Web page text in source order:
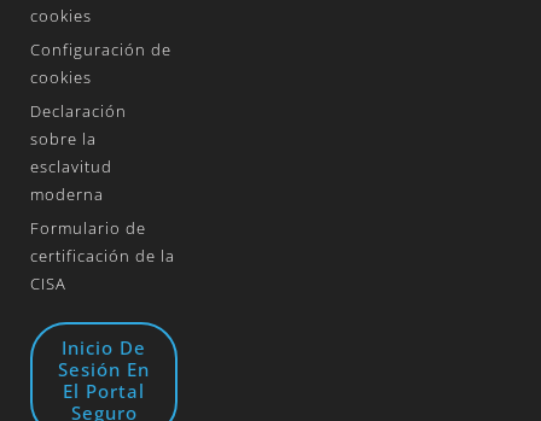
cookies
Configuración de
cookies
Declaración
sobre la
esclavitud
moderna
Formulario de
certificación de la
CISA
Inicio De
Sesión En
El Portal
Seguro